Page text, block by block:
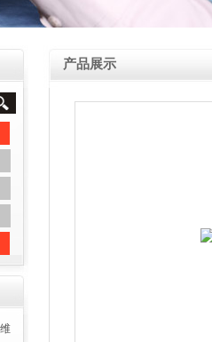
产品展示